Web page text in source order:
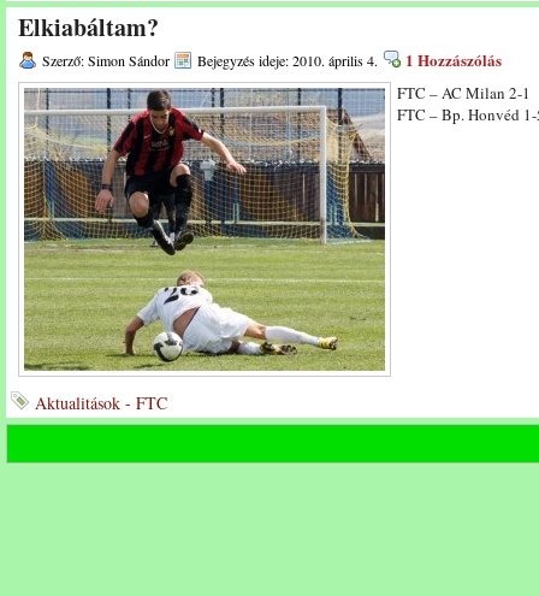
Elkiabáltam?
Szerző: Simon Sándor Bejegyzés ideje: 2010. április 4. 1 Hozzászólás
FTC – AC Milan 2-1
FTC – Bp. Honvéd
Aktualitások - FTC